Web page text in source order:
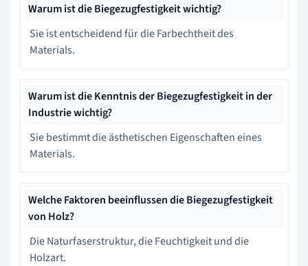
Warum ist die Biegezugfestigkeit wichtig?
Sie ist entscheidend für die Farbechtheit des
Materials.
Warum ist die Kenntnis der Biegezugfestigkeit in der
Industrie wichtig?
Sie bestimmt die ästhetischen Eigenschaften eines
Materials.
Welche Faktoren beeinflussen die Biegezugfestigkeit
von Holz?
Die Naturfaserstruktur, die Feuchtigkeit und die
Holzart.